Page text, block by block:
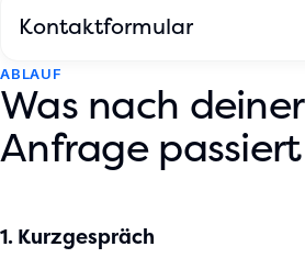
Kontaktformular
ABLAUF
Was nach deiner
Anfrage passiert
1. Kurzgespräch